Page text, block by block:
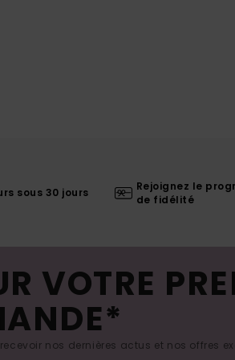
sous 30 jours
Rejoignez le
de fidélité
VOTRE
nos dernières actus et nos offres